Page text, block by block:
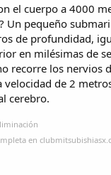
el cuerpo a 4000
Un pequeño
de profundidad,
en milésimas de
recorre los nervios
velocidad de 2
cerebro.
en